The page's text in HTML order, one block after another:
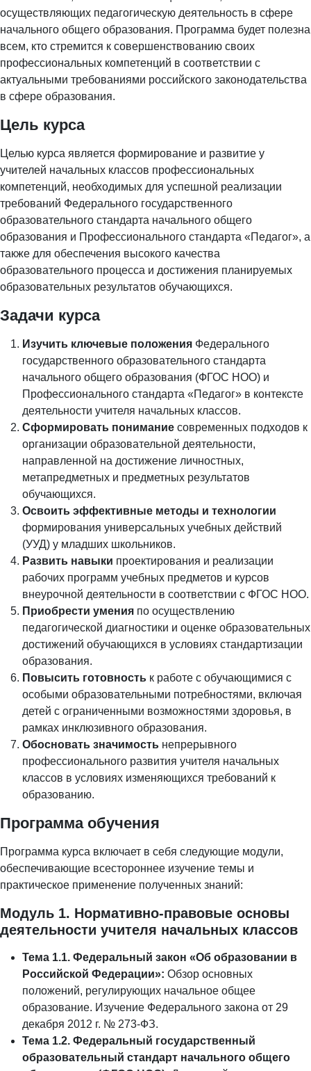
осуществляющих педагогическую деятельность в сфере
начального общего образования. Программа будет полезна
всем, кто стремится к совершенствованию своих
профессиональных компетенций в соответствии с
актуальными требованиями российского законодательства
в сфере образования.
Цель курса
Целью курса является формирование и развитие у
учителей начальных классов профессиональных
компетенций, необходимых для успешной реализации
требований Федерального государственного
образовательного стандарта начального общего
образования и Профессионального стандарта «Педагог», а
также для обеспечения высокого качества
образовательного процесса и достижения планируемых
образовательных результатов обучающихся.
Задачи курса
Изучить ключевые положения Федерального
государственного образовательного стандарта
начального общего образования (ФГОС НОО) и
Профессионального стандарта «Педагог» в контексте
деятельности учителя начальных классов.
Сформировать понимание современных подходов к
организации образовательной деятельности,
направленной на достижение личностных,
метапредметных и предметных результатов
обучающихся.
Освоить эффективные методы и технологии
формирования универсальных учебных действий
(УУД) у младших школьников.
Развить навыки проектирования и реализации
рабочих программ учебных предметов и курсов
внеурочной деятельности в соответствии с ФГОС НОО.
Приобрести умения по осуществлению
педагогической диагностики и оценке образовательных
достижений обучающихся в условиях стандартизации
образования.
Повысить готовность к работе с обучающимися с
особыми образовательными потребностями, включая
детей с ограниченными возможностями здоровья, в
рамках инклюзивного образования.
Обосновать значимость непрерывного
профессионального развития учителя начальных
классов в условиях изменяющихся требований к
образованию.
Программа обучения
Программа курса включает в себя следующие модули,
обеспечивающие всестороннее изучение темы и
практическое применение полученных знаний:
Модуль 1. Нормативно-правовые основы
деятельности учителя начальных классов
Тема 1.1. Федеральный закон «Об образовании в
Российской Федерации»: Обзор основных
положений, регулирующих начальное общее
образование. Изучение Федерального закона от 29
декабря 2012 г. № 273-ФЗ.
Тема 1.2. Федеральный государственный
образовательный стандарт начального общего